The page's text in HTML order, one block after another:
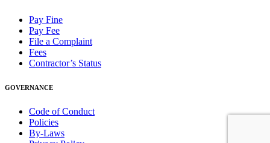
Pay Fine
Pay Fee
File a Complaint
Fees
Contractor’s Status
GOVERNANCE
Code of Conduct
Policies
By-Laws